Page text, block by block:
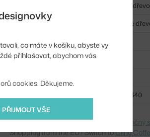
tmavé dřevo
Materiál:
dubové
Podnož:
Tvar stolu:
NRT-2640
Ste zo Slovenska? Prejdite na
Shopping from the EU? Switch toCling
co máte v košíku, abyste vy
přihlašovat, abychom vás
cookies. Děkujeme.
PŘIJMOUT VŠE